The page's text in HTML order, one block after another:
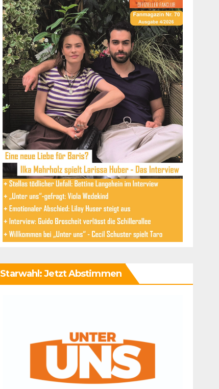
Starwahl: Jetzt Abstimmen